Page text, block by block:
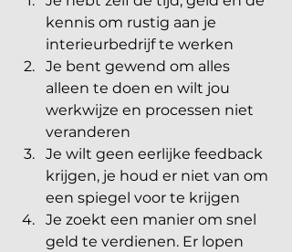
kennis om rustig aan je
interieurbedrijf te werken
Je bent gewend om alles
alleen te doen en wilt jou
werkwijze en processen niet
veranderen
Je wilt geen eerlijke feedback
krijgen, je houd er niet van om
een spiegel voor te krijgen
Je zoekt een manier om snel
geld te verdienen. Er lopen